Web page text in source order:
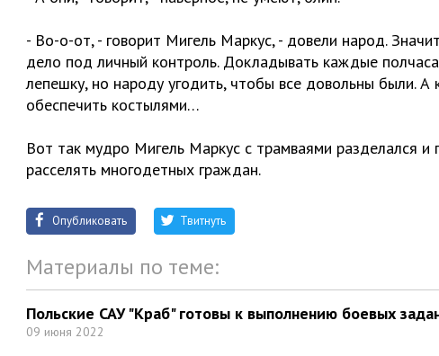
- Во-о-от, - говорит Мигель Маркус, - довели народ.
дело под личный контроль. Докладывать каждые
лепешку, но народу угодить, чтобы все довольны были.
обеспечить костылями…
Вот так мудро Мигель Маркус c трамваями разделался
расселять многодетных граждан.
Опубликовать Твитнуть
Материалы по теме:
Польские САУ "Краб" готовы к выполнению боевых
09 июня 2022